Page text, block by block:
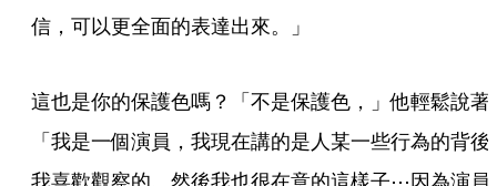
信，可以更全面的表達出來。」
這也是你的保護色嗎？「不是保護色，」他輕鬆說著
「我是一個演員，我現在講的是人某一些行為的背後
我喜歡觀察的、然後我也很在意的這樣子⋯因為演員